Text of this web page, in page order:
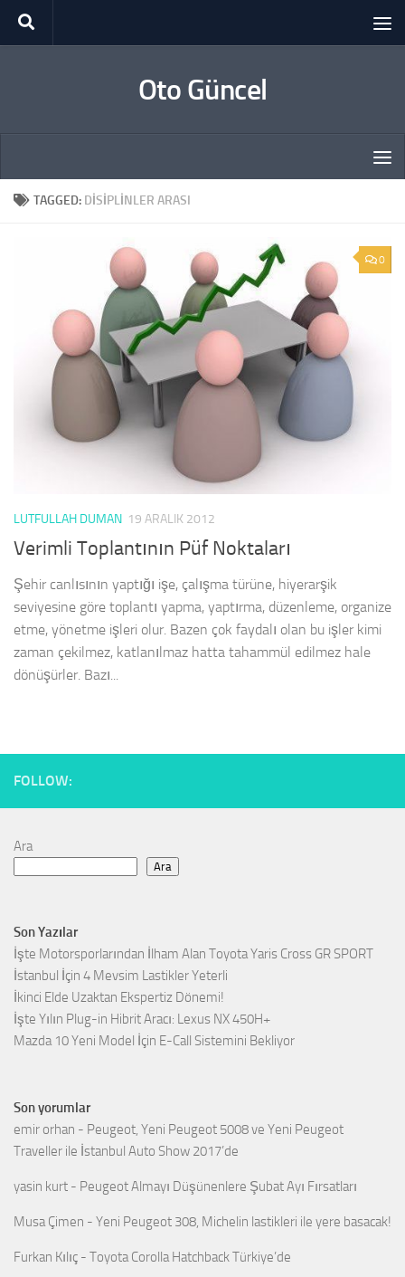
Skip to content
Oto Güncel
TAGGED: DISIPLINLER ARASI
0
LUTFULLAH DUMAN 19 ARALIK 2012
Verimli Toplantının Püf Noktaları
Şehir canlısının yaptığı işe, çalışma türüne, hiyerarşik
seviyesine göre toplantı yapma, yaptırma, düzenleme, organize
etme, yönetme işleri olur. Bazen çok faydalı olan bu işler kimi
zaman çekilmez, katlanılmaz hatta tahammül edilmez hale
dönüşürler. Bazı...
FOLLOW:
Ara
Ara
Son Yazılar
İşte Motorsporlarından İlham Alan Toyota Yaris Cross GR SPORT
İstanbul İçin 4 Mevsim Lastikler Yeterli
İkinci Elde Uzaktan Ekspertiz Dönemi!
İşte Yılın Plug-in Hibrit Aracı: Lexus NX 450H+
Mazda 10 Yeni Model İçin E-Call Sistemini Bekliyor
Son yorumlar
emir orhan - Peugeot, Yeni Peugeot 5008 ve Yeni Peugeot
Traveller ile İstanbul Auto Show 2017’de
yasin kurt - Peugeot Almayı Düşünenlere Şubat Ayı Fırsatları
Musa Çimen - Yeni Peugeot 308, Michelin lastikleri ile yere basacak!
Furkan Kılıç - Toyota Corolla Hatchback Türkiye’de